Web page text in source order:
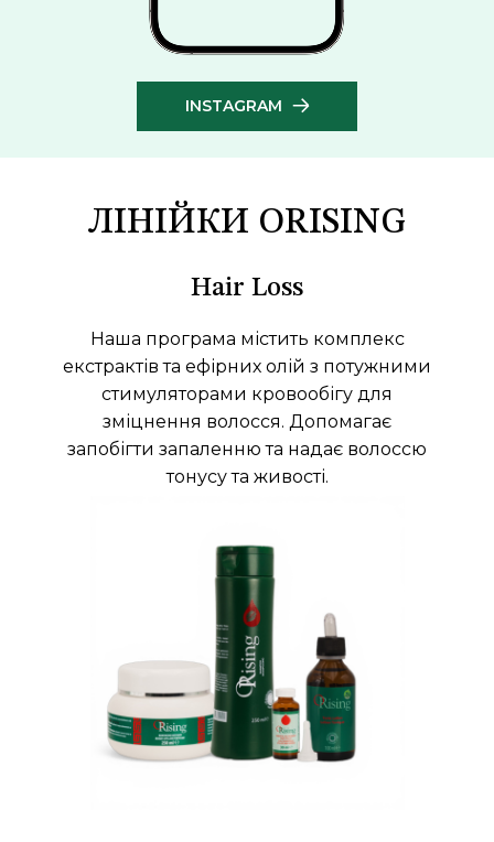
INSTAGRAM
ЛІНІЙКИ ORISING
Hair Loss
Наша програма містить комплекс
екстрактів та ефірних олій з потужними
стимуляторами кровообігу для
зміцнення волосся. Допомагає
запобігти запаленню та надає волоссю
тонусу та живості.